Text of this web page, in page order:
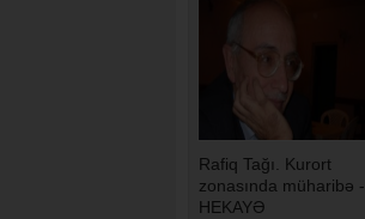
Rafiq Tağı. Kurort
zonasında müharibə -
HEKAYƏ